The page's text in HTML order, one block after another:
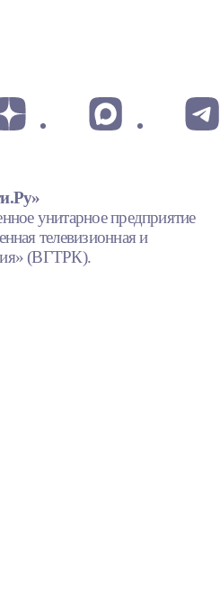
унитарное предприятие
телевизионная и
(ВГТРК).